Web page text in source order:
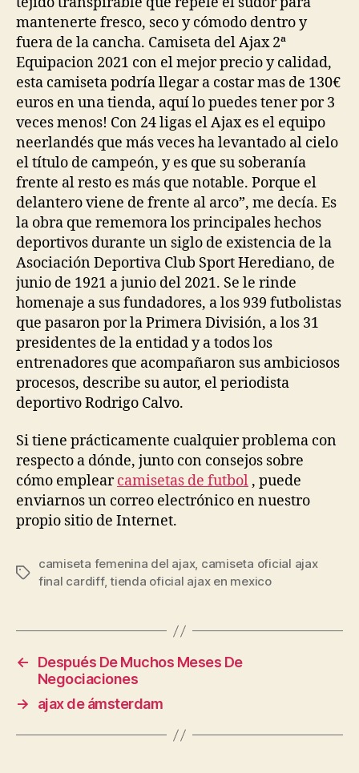
mantenerte fresco, seco y cómodo dentro y
fuera de la cancha. Camiseta del Ajax 2ª
Equipacion 2021 con el mejor precio y calidad,
esta camiseta podría llegar a costar mas de 130€
euros en una tienda, aquí lo puedes tener por 3
veces menos! Con 24 ligas el Ajax es el equipo
neerlandés que más veces ha levantado al cielo
el título de campeón, y es que su soberanía
frente al resto es más que notable. Porque el
delantero viene de frente al arco”, me decía. Es
la obra que rememora los principales hechos
deportivos durante un siglo de existencia de la
Asociación Deportiva Club Sport Herediano, de
junio de 1921 a junio del 2021. Se le rinde
homenaje a sus fundadores, a los 939 futbolistas
que pasaron por la Primera División, a los 31
presidentes de la entidad y a todos los
entrenadores que acompañaron sus ambiciosos
procesos, describe su autor, el periodista
deportivo Rodrigo Calvo.
Si tiene prácticamente cualquier problema con
respecto a dónde, junto con consejos sobre
cómo emplearcamisetas de futbol , puede
enviarnos un correo electrónico en nuestro
propio sitio de Internet.
Etiquetas
camiseta femenina del ajax, camiseta oficial ajax
final cardiff,tienda oficial ajax en mexico
←
Después De Muchos Meses De
Negociaciones
→
ajax de ámsterdam